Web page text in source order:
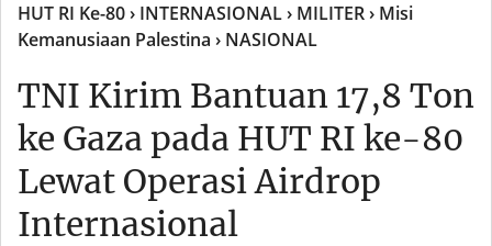
HUT RI Ke-80› INTERNASIONAL› MILITER› Misi
Kemanusiaan Palestina › NASIONAL
TNI Kirim Bantuan 17,8 Ton
ke Gaza pada HUT RI ke-80
Lewat Operasi Airdrop
Internasional